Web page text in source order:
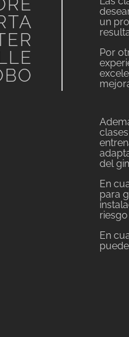
un
Por
del
En
para
En